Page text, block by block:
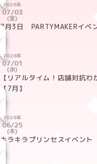
2026年
07/03
(金)
7月3日 PARTYMAKERイベ
2026年
07/01
(水)
【リアルタイム！店舗対抗
【7月】
2026年
06/25
(木)
キラキラプリンセスイベント